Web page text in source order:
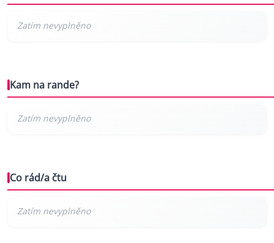
Kam na rande?
Co rád/a čtu